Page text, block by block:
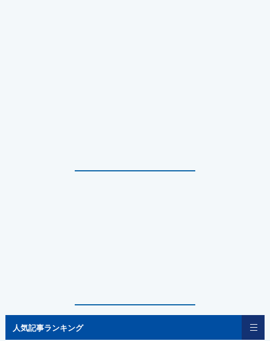
人気記事ランキング